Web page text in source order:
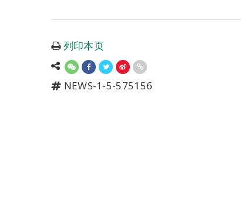
列印本页
NEWS-1-5-575156